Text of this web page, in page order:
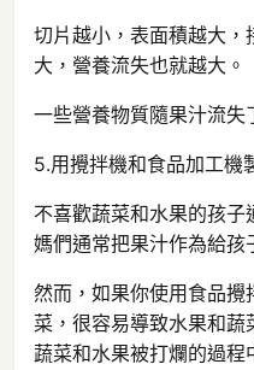
切片越小，表面積越大
大，營養流失也就越大。
一些營養物質隨果汁流失
5.用攪拌機和食品加工機
不喜歡蔬菜和水果的孩
媽們通常把果汁作為給孩
然而，如果你使用食品
菜，很容易導致水果和
蔬菜和水果被打爛的過